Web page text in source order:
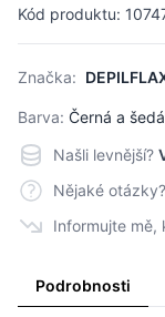
Kód produktu:
Značka:
Barva: Černá a šedá
Našli levnější?
Nějaké otázky?
Informujte mě,
Podrobnosti